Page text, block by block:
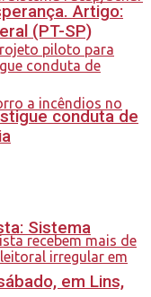
Sistema
em Lins,
Artigo:
(PT-SP)
conduta de